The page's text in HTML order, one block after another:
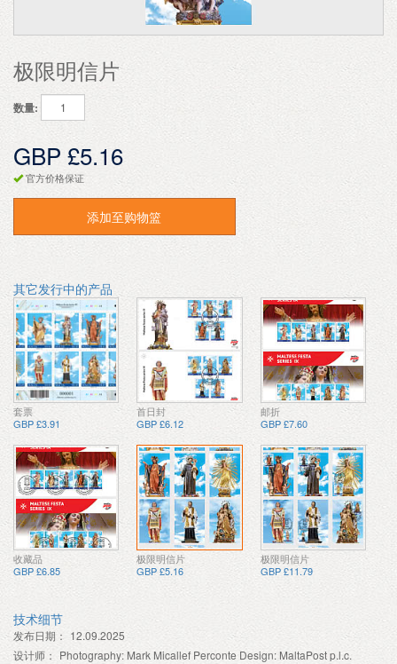
极限明信片
数量:
GBP £5.16
官方价格保证
添加至购物篮
其它发行中的产品
套票
GBP £3.91
首日封
GBP £6.12
邮折
GBP £7.60
收藏品
GBP £6.85
极限明信片
GBP £5.16
极限明信片
GBP £11.79
技术细节
发布日期： 12.09.2025
设计师： Photography: Mark Micallef Perconte Design: MaltaPost p.l.c.